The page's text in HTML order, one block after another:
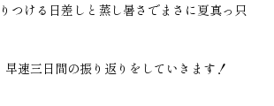
つける日差しと蒸し暑さでまさに夏真っ只
速三日間の振り返りをしていきます！